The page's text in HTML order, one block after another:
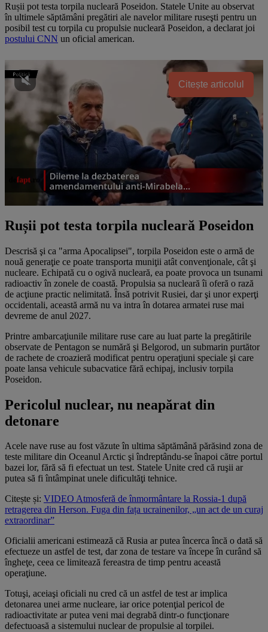
Rușii pot testa torpila nucleară Poseidon. Statele Unite au observat
în ultimele săptămâni pregătiri ale navelor militare ruseşti pentru un
posibil test cu torpila cu propulsie nucleară Poseidon, a declarat joi
postului CNN un oficial american.
Citește articolul
Rușii pot testa torpila nucleară Poseidon
Descrisă şi ca "arma Apocalipsei", torpila Poseidon este o armă de
nouă generaţie ce poate transporta muniţii atât convenţionale, cât şi
nucleare. Echipată cu o ogivă nucleară, ea poate provoca un tsunami
radioactiv în zonele de coastă. Propulsia sa nucleară îi oferă o rază
de acţiune practic nelimitată. Însă potrivit Rusiei, dar şi unor experţi
occidentali, această armă nu va intra în dotarea armatei ruse mai
devreme de anul 2027.
Printre ambarcaţiunile militare ruse care au luat parte la pregătirile
observate de Pentagon se numără şi Belgorod, un submarin purtător
de rachete de croazieră modificat pentru operaţiuni speciale şi care
poate lansa vehicule subacvatice fără echipaj, inclusiv torpila
Poseidon.
Pericolul nuclear, nu neapărat din
detonare
Acele nave ruse au fost văzute în ultima săptămână părăsind zona de
teste militare din Oceanul Arctic şi îndreptându-se înapoi către portul
bazei lor, fără să fi efectuat un test. Statele Unite cred că ruşii ar
putea să fi întâmpinat unele dificultăţi tehnice.
Citește și: VIDEO Atmosferă de înmormântare la Rossia-1 după
retragerea din Herson. Fuga din fața ucrainenilor, „un act de un curaj
extraordinar”
Oficialii americani estimează că Rusia ar putea încerca încă o dată să
efectueze un astfel de test, dar zona de testare va începe în curând să
îngheţe, ceea ce limitează fereastra de timp pentru această
operaţiune.
Totuşi, aceiaşi oficiali nu cred că un astfel de test ar implica
detonarea unei arme nucleare, iar orice potenţial pericol de
radioactivitate ar putea veni mai degrabă dintr-o funcţionare
defectuoasă a sistemului nuclear de propulsie al torpilei.